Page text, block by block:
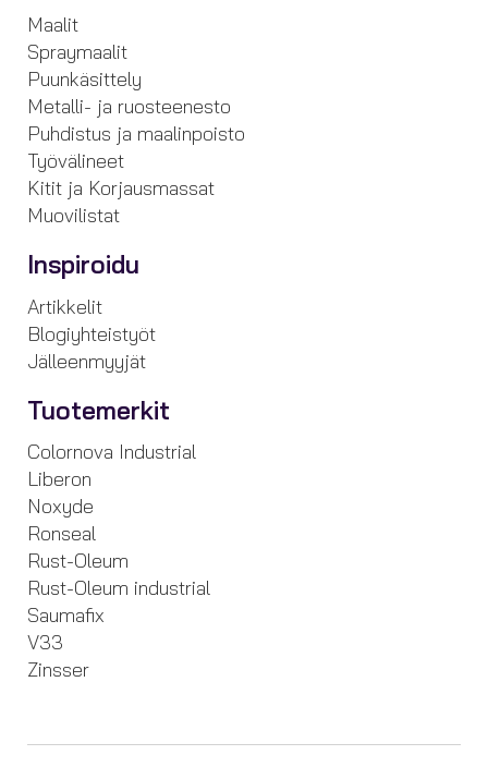
Maalit
Spraymaalit
Puunkäsittely
Metalli- ja ruosteenesto
Puhdistus ja maalinpoisto
Työvälineet
Kitit ja Korjausmassat
Muovilistat
Inspiroidu
Artikkelit
Blogiyhteistyöt
Jälleenmyyjät
Tuotemerkit
Colornova Industrial
Liberon
Noxyde
Ronseal
Rust-Oleum
Rust-Oleum industrial
Saumafix
V33
Zinsser